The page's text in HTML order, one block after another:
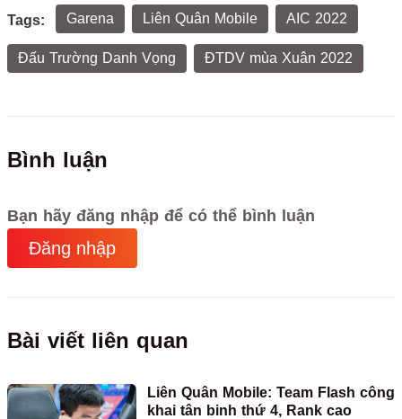
Tags: Garena Liên Quân Mobile AIC 2022
Đấu Trường Danh Vọng ĐTDV mùa Xuân 2022
Bình luận
Bạn hãy đăng nhập để có thể bình luận
Đăng nhập
Bài viết liên quan
Liên Quân Mobile: Team Flash công
khai tân binh thứ 4, Rank cao